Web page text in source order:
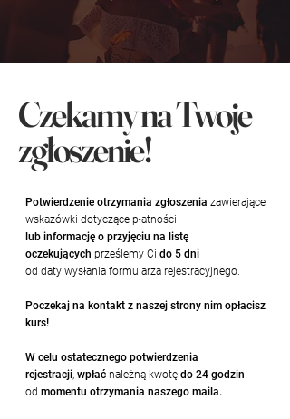
Czekamy na Twoje
zgłoszenie!
Potwierdzenie otrzymania zgłoszenia zawierające
wskazówki dotyczące płatności
lub informację o przyjęciu na listę
oczekujących prześlemy Ci do 5 dni
od daty wysłania formularza rejestracyjnego.
Poczekaj na kontakt z naszej strony nim opłacisz
kurs!
W celu ostatecznego potwierdzenia
rejestracji, wpłać należną kwotę do 24 godzin
od momentu otrzymania naszego maila.